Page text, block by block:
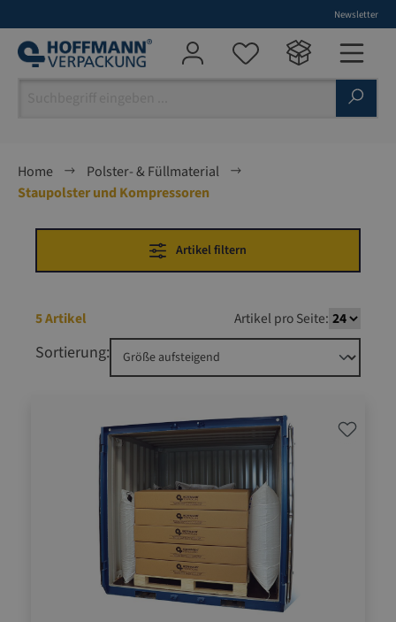
Newsletter
Home
Polster- & Füllmaterial
Staupolster und Kompressoren
Artikel filtern
5 Artikel Artikel pro Seite:
Sortierung: